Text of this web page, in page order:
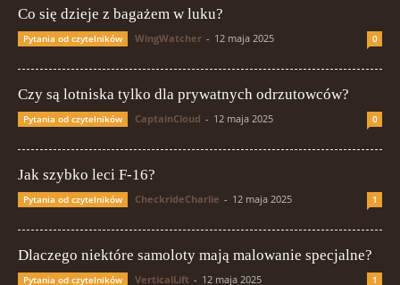
Co się dzieje z bagażem w luku?
Pytania od czytelników WingWatcher - 12 maja 2025 0
Czy są lotniska tylko dla prywatnych odrzutowców?
Pytania od czytelników CaptainCloud - 12 maja 2025 0
Jak szybko leci F-16?
Pytania od czytelników CheckrideCharlie - 12 maja 2025 1
Dlaczego niektóre samoloty mają malowanie specjalne?
Pytania od czytelników VerticalLift - 12 maja 2025 1